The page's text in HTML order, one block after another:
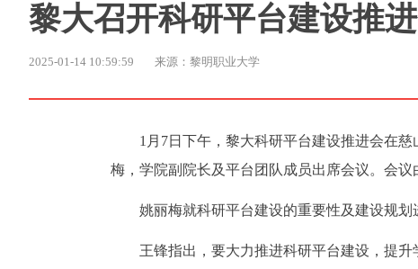
黎大召开科研平台建设推
2025-01-14 10:59:59 来源：黎明职业大学
1月7日下午，黎大科研平台建设推进会在
梅，学院副院长及平台团队成员出席会议。会议
姚丽梅就科研平台建设的重要性及建设规
王锋指出，要大力推进科研平台建设，提